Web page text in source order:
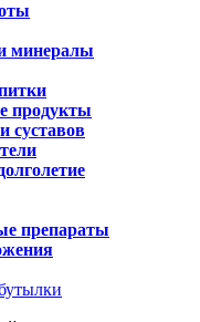
минералы
продукты
суставов
препараты